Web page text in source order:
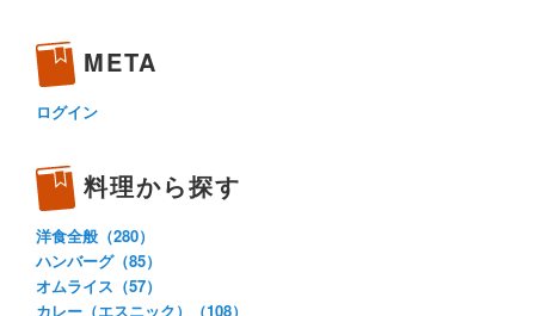
META
ログイン
料理から探す
洋食全般（280）
ハンバーグ（85）
オムライス（57）
カレー（エスニック）（108）